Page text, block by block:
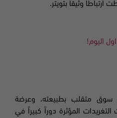
ارتباطًا وثيقاً بتويتر.
اليوم!
متقلب بطبيعته، وعرضة
التغريدات المؤثرة دوراً كبيراً في